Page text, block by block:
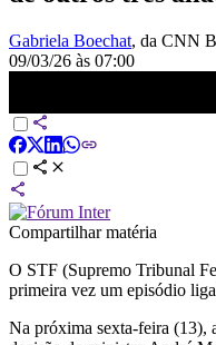
Gabriela Boechat, da CNN
09/03/26 às 07:00
Compartilhar matéria
O STF (Supremo Tribunal
primeira vez um episódio
Na próxima sexta-feira (13),